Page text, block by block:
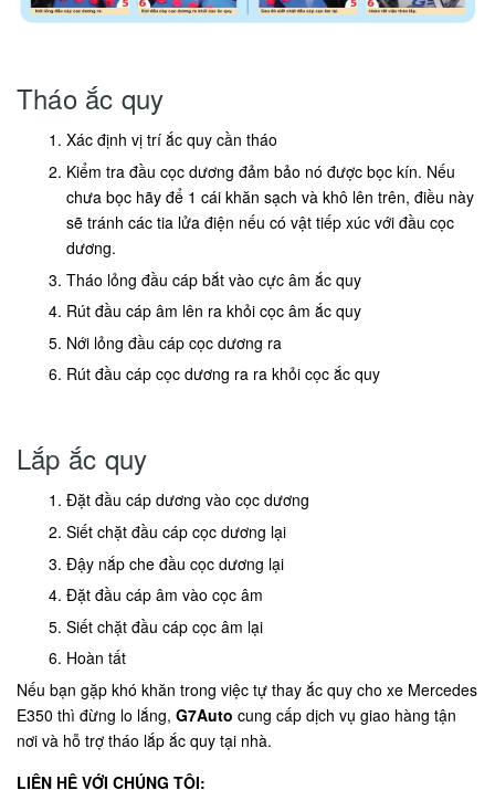
Tháo ắc quy
Xác định vị trí ắc quy cần tháo
Kiểm tra đầu cọc dương đảm bảo nó được bọc kín. Nếu
chưa bọc hãy để 1 cái khăn sạch và khô lên trên, điều này
sẽ tránh các tia lửa điện nếu có vật tiếp xúc với đầu cọc
dương.
Tháo lỏng đầu cáp bắt vào cực âm ắc quy
Rút đầu cáp âm lên ra khỏi cọc âm ắc quy
Nới lỏng đầu cáp cọc dương ra
Rút đầu cáp cọc dương ra ra khỏi cọc ắc quy
Lắp ắc quy
Đặt đầu cáp dương vào cọc dương
Siết chặt đầu cáp cọc dương lại
Đậy nắp che đầu cọc dương lại
Đặt đầu cáp âm vào cọc âm
Siết chặt đầu cáp cọc âm lại
Hoàn tất
Nếu bạn gặp khó khăn trong việc tự thay ắc quy cho xe Mercedes
E350 thì đừng lo lắng, G7Auto cung cấp dịch vụ giao hàng tận
nơi và hỗ trợ tháo lắp ắc quy tại nhà.
LIÊN HỆ VỚI CHÚNG TÔI: